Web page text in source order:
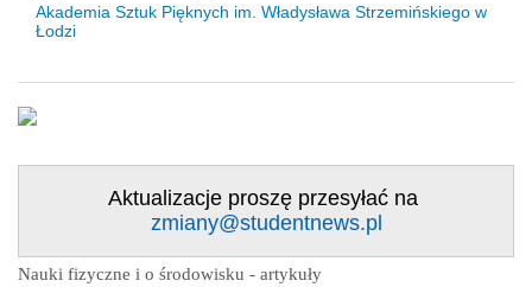
Akademia Sztuk Pięknych im. Władysława Strzemińskiego w
Łodzi
Aktualizacje proszę przesyłać na
zmiany@studentnews.pl
Nauki fizyczne i o środowisku - artykuły